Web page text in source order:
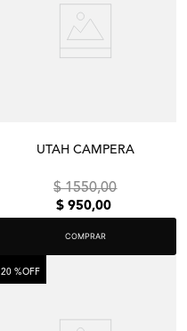
UTAH CAMPERA
$ 1550,00
$ 950,00
COMPRAR
20 %OFF